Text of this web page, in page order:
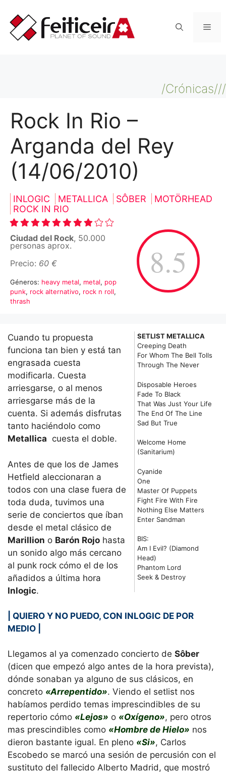
contenido
/Crónicas///
Rock In Rio –
Arganda del Rey
(14/06/2010)
INLOGIC METALLICA SÔBER
MOTÖRHEAD
ROCK IN RIO
8.5
Ciudad del Rock, 50.000
personas aprox.
Precio: 60 €
Géneros: heavy metal, metal, pop
punk, rock alternativo, rock n roll,
thrash
SETLIST METALLICA
Creeping Death
For Whom The Bell Tolls
Through The Never
Disposable Heroes
Fade To Black
That Was Just Your Life
The End Of The Line
Sad But True
Welcome Home
(Sanitarium)
Cyanide
One
Master Of Puppets
Fight Fire With Fire
Nothing Else Matters
Enter Sandman
BIS:
Am I Evil? (Diamond
Head)
Phantom Lord
Seek & Destroy
Cuando tu propuesta
funciona tan bien y está tan
engrasada cuesta
modificarla. Cuesta
arriesgarse, o al menos
arriesgarse más de la
cuenta. Si además disfrutas
tanto haciéndolo como
Metallica cuesta el doble.
Antes de que los de James
Hetfield aleccionaran a
todos con una clase fuera de
toda duda, tuvimos una
serie de conciertos que íban
desde el metal clásico de
Marillion o Barón Rojo hasta
un sonido algo más cercano
al punk rock cómo el de los
añadidos a última hora
Inlogic.
| QUIERO Y NO PUEDO, CON INLOGIC DE POR
MEDIO |
Llegamos al ya comenzado concierto de Sôber
(dicen que empezó algo antes de la hora prevista),
dónde sonaban ya alguno de sus clásicos, en
concreto «Arrepentido». Viendo el setlist nos
habíamos perdido temas imprescindibles de su
repertorio cómo «Lejos» o «Oxígeno», pero otros
mas prescindibles como «Hombre de Hielo» nos
dieron bastante igual. En pleno «Si», Carlos
Escobedo se marcó una sesión de percusión con el
sustituto del fallecido Alberto Madrid, que mostró